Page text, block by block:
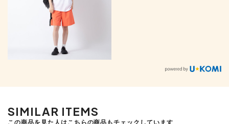
SIMILAR ITEMS
この商品を見た人はこちらの商品もチェックしています